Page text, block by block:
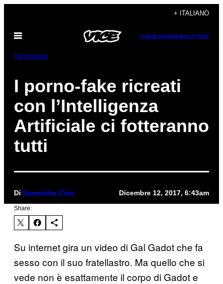
contenuto
+ ITALIANO
Apri
SUBSCRIBENEWSLETTER
Tecnología
I porno-fake ricreati
con l’Intelligenza
Artificiale ci fotteranno
tutti
Di Samantha Cole Dicembre 12, 2017, 6:43am
Share:
Su internet gira un video di Gal Gadot che fa
sesso con il suo fratellastro. Ma quello che si
vede non è esattamente il corpo di Gadot e